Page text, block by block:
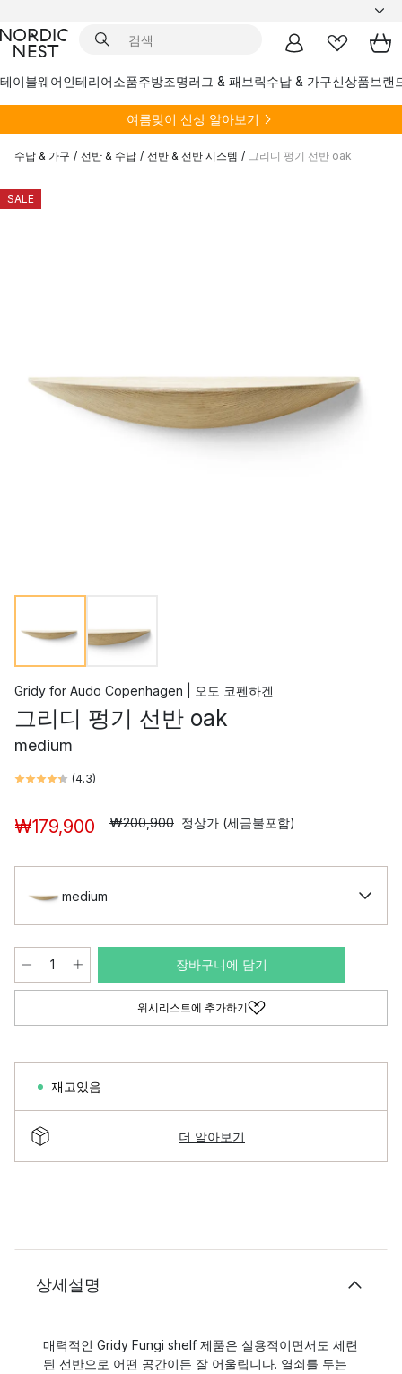
테이블웨어인테리어소품주방조명러그 & 패브릭수납 & 가구신상품브랜
여름맞이 신상 알아보기
수납 & 가구 / 선반 & 수납 / 선반 & 선반 시스템 / 그리디 펑기 선반 oak
SALE
Gridy for Audo Copenhagen | 오도 코펜하겐
그리디 펑기 선반 oak
medium
(4.3)
₩179,900 ₩200,900 정상가 (세금불포함)
medium
장바구니에 담기
위시리스트에 추가하기
재고있음
더 알아보기
상세설명
매력적인 Gridy Fungi shelf 제품은 실용적이면서도 세련
된 선반으로 어떤 공간이든 잘 어울립니다. 열쇠를 두는